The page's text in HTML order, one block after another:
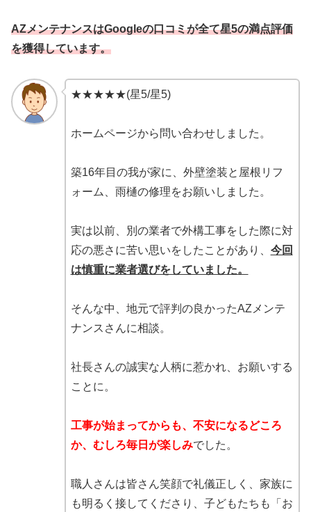
AZメンテナンスはGoogleの口コミが全て星5の満点評価
を獲得しています。
★★★★★(星5/星5)
ホームページから問い合わせしました。
築16年目の我が家に、外壁塗装と屋根リフ
ォーム、雨樋の修理をお願いしました。
実は以前、別の業者で外構工事をした際に対
応の悪さに苦い思いをしたことがあり、 今回
は慎重に業者選びをしていました。
そんな中、地元で評判の良かったAZメンテ
ナンスさんに相談。
社長さんの誠実な人柄に惹かれ、お願いする
ことに。
工事が始まってからも、不安になるどころ
か、むしろ毎日が楽しみでした。
職人さんは皆さん笑顔で礼儀正しく、家族に
も明るく接してくださり、子どもたちも「お